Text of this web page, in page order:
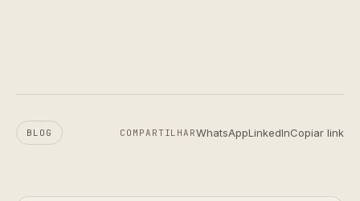
BLOG COMPARTILHARWhatsAppLinkedInCopiar link